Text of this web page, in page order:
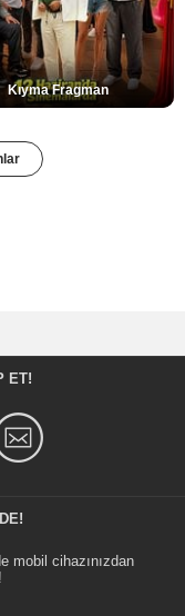
Kıyma Fragman
ET!
mobil cihazınızdan